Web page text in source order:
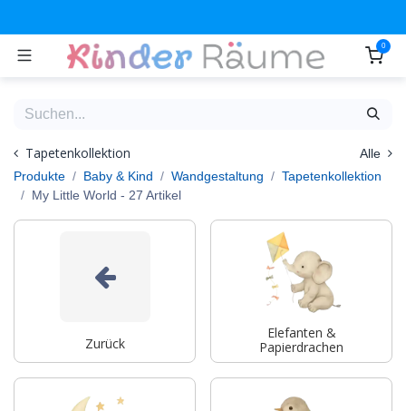
0
Tapetenkollektion
Alle
Produkte
Baby & Kind Wandgestaltung
Tapetenkollektion
My Little World - 27 Artikel
Zurück
Elefanten &
Papierdrachen